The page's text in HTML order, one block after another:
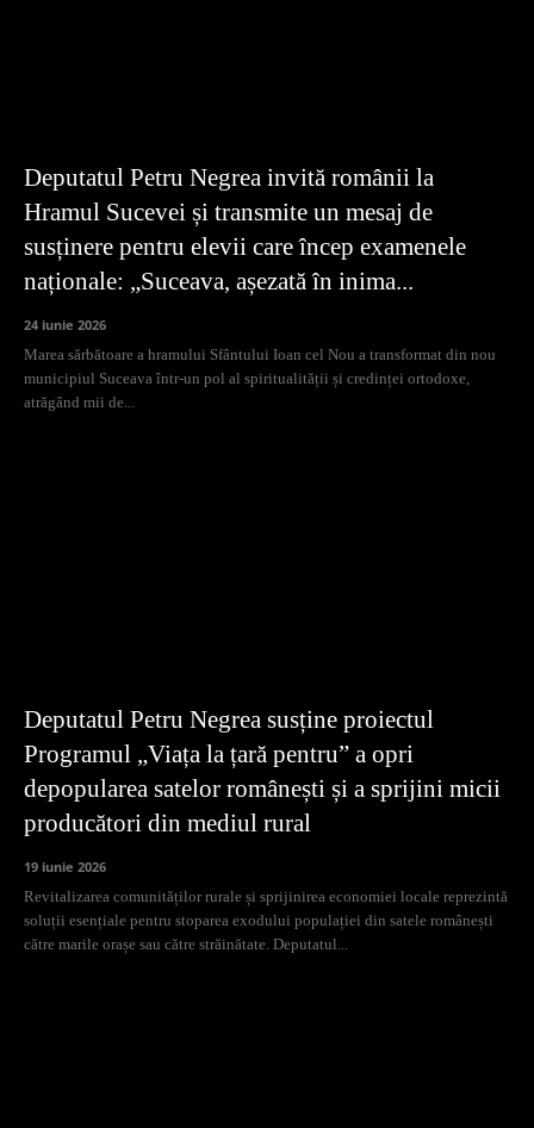
Deputatul Petru Negrea invită românii la
Hramul Sucevei și transmite un mesaj de
susținere pentru elevii care încep examenele
naționale: „Suceava, așezată în inima...
24 iunie 2026
Marea sărbătoare a hramului Sfântului Ioan cel Nou a transformat din nou
municipiul Suceava într-un pol al spiritualității și credinței ortodoxe,
atrăgând mii de...
Deputatul Petru Negrea susține proiectul
Programul „Viața la țară pentru” a opri
depopularea satelor românești și a sprijini micii
producători din mediul rural
19 iunie 2026
Revitalizarea comunităților rurale și sprijinirea economiei locale reprezintă
soluții esențiale pentru stoparea exodului populației din satele românești
către marile orașe sau către străinătate. Deputatul...